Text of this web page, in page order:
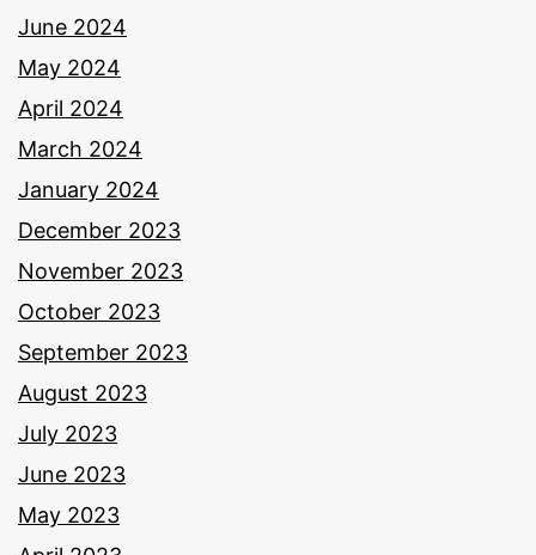
June 2024
May 2024
April 2024
March 2024
January 2024
December 2023
November 2023
October 2023
September 2023
August 2023
July 2023
June 2023
May 2023